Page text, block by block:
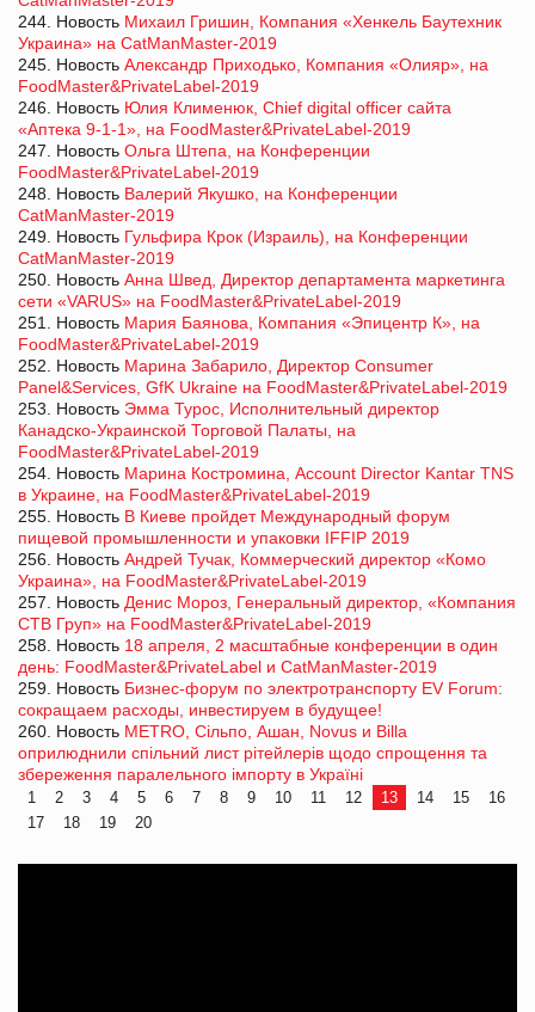
244. Новость Михаил Гришин, Компания «Хенкель Баутехник
Украина» на CatManMaster-2019
245. Новость Александр Приходько, Компания «Олияр», на
FoodMaster&PrivateLabel-2019
246. Новость Юлия Клименюк, Chief digital officer сайта
«Аптека 9-1-1», на FoodMaster&PrivateLabel-2019
247. Новость Ольга Штепа, на Конференции
FoodMaster&PrivateLabel-2019
248. Новость Валерий Якушко, на Конференции
CatManMaster-2019
249. Новость Гульфира Крок (Израиль), на Конференции
CatManMaster-2019
250. Новость Анна Швед, Директор департамента маркетинга
сети «VARUS» на FoodMaster&PrivateLabel-2019
251. Новость Мария Баянова, Компания «Эпицентр К», на
FoodMaster&PrivateLabel-2019
252. Новость Марина Забарило, Директор Consumer
Panel&Services, GfK Ukraine на FoodMaster&PrivateLabel-2019
253. Новость Эмма Турос, Исполнительный директор
Канадско-Украинской Торговой Палаты, на
FoodMaster&PrivateLabel-2019
254. Новость Марина Костромина, Account Director Kantar TNS
в Украине, на FoodMaster&PrivateLabel-2019
255. Новость В Киеве пройдет Международный форум
пищевой промышленности и упаковки IFFIP 2019
256. Новость Андрей Тучак, Коммерческий директор «Комо
Украина», на FoodMaster&PrivateLabel-2019
257. Новость Денис Мороз, Генеральный директор, «Компания
СТВ Груп» на FoodMaster&PrivateLabel-2019
258. Новость 18 апреля, 2 масштабные конференции в один
день: FoodMaster&PrivateLabel и CatManMaster-2019
259. Новость Бизнес-форум по электротранспорту EV Forum:
сокращаем расходы, инвестируем в будущее!
260. Новость METRO, Сiльпо, Ашан, Novus и Billa
оприлюднили спільний лист рітейлерів щодо спрощення та
збереження паралельного імпорту в Україні
1 2 3 4 5 6 7 8 9 10 11 12 13 14 15
16
17
18 19 20